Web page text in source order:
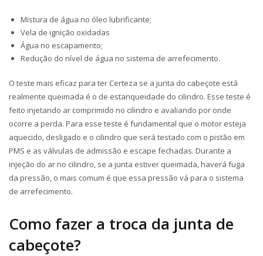
Mistura de água no óleo lubrificante;
Vela de ignição oxidadas
Água no escapamento;
Redução do nível de água no sistema de arrefecimento.
O teste mais eficaz para ter Certeza se a junta do cabeçote está
realmente queimada é o de estanqueidade do cilindro. Esse teste é
feito injetando ar comprimido no cilindro e avaliando por onde
ocorre a perda. Para esse teste é fundamental que o motor esteja
aquecido, desligado e o cilindro que será testado com o pistão em
PMS e as válvulas de admissão e escape fechadas. Durante a
injeção do ar no cilindro, se a junta estiver queimada, haverá fuga
da pressão, o mais comum é que essa pressão vá para o sistema
de arrefecimento.
Como fazer a troca da junta de
cabeçote?